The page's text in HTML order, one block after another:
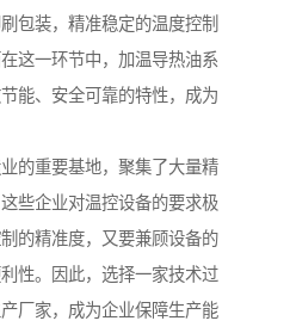
包装，精准稳定的温度控制
这一环节中，加温导热油系
能、安全可靠的特性，成为
的重要基地，聚集了大量精
些企业对温控设备的要求极
的精准度，又要兼顾设备的
性。因此，选择一家技术过
厂家，成为企业保障生产能